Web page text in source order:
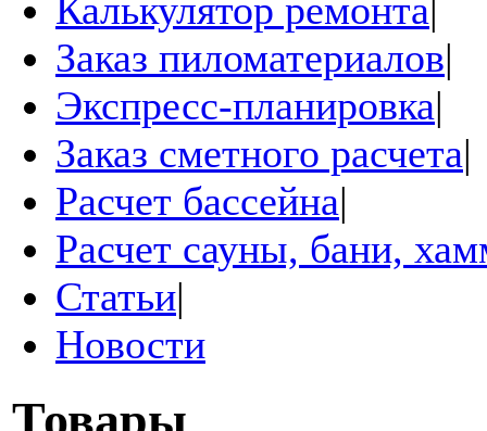
Калькулятор ремонта|
Заказ пиломатериалов|
Экспресс-планировка|
Заказ сметного расчета|
Расчет бассейна|
Расчет сауны, бани,
Статьи|
Новости